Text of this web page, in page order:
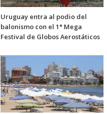
Uruguay entra al podio del
balonismo con el 1° Mega
Festival de Globos Aerostáticos